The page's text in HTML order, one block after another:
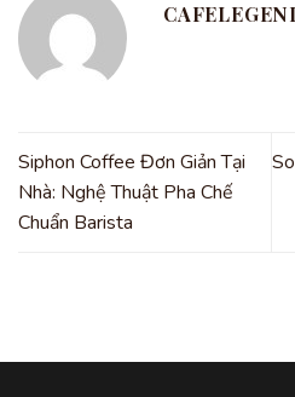
Siphon Coffee Đơn Giản Tại
Nhà: Nghệ Thuật Pha Chế
Chuẩn Barista